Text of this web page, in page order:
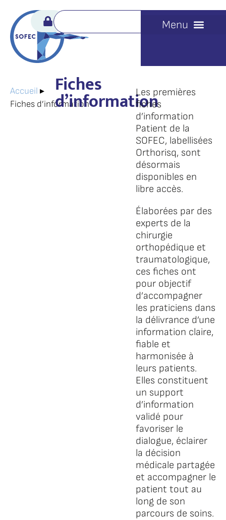
Accueil ▸
Fiches d’information
Fiches
d’informationLes premières
fiches
d’information
Patient de la
SOFEC, labellisées
Orthorisq, sont
désormais
disponibles en
libre accès.
Élaborées par des
experts de la
chirurgie
orthopédique et
traumatologique,
ces fiches ont
pour objectif
d’accompagner
les praticiens dans
la délivrance d’une
information claire,
fiable et
harmonisée à
leurs patients.
Elles constituent
un support
d’information
validé pour
favoriser le
dialogue, éclairer
la décision
médicale partagée
et accompagner le
patient tout au
long de son
parcours de soins.